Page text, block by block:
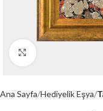
Ana Sayfa Hediyelik Eşya